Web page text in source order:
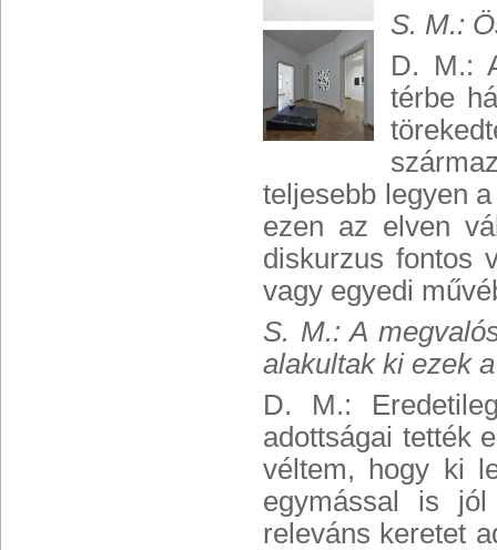
S. M.:
D. M.:
térbe
teljesebb legyen
ezen az elven
diskurzus fontos
vagy egyedi
S. M.: A
alakultak ki ezek
D. M.:
adottságai tették
véltem, hogy ki
egymással is
releváns keretet